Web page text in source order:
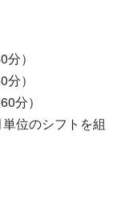
）
）
分）
位のシフトを組